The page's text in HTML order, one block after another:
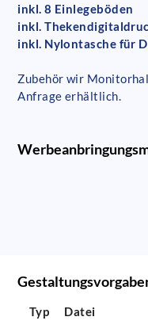
inkl. 8 Einlegeböden
inkl.
inkl. Nylontasche für
Zubehör wir
Anfrage erhältlich.
Typ Datei